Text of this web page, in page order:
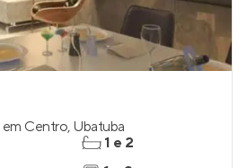
em Centro, Ubatuba
1 e 2